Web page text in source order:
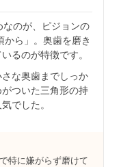
のが、ピジョンの
から」。奥歯を磨き
るのが特徴です。
な奥歯までしっか
ついた三角形の持
でした。
で特に嫌がらず磨けて